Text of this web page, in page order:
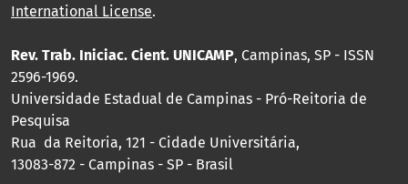
International License.
Rev. Trab. Iniciac. Cient. UNICAMP, Campinas, SP - ISSN
2596-1969.
Universidade Estadual de Campinas - Pró-Reitoria de
Pesquisa
Rua da Reitoria, 121 - Cidade Universitária,
13083-872 - Campinas - SP - Brasil